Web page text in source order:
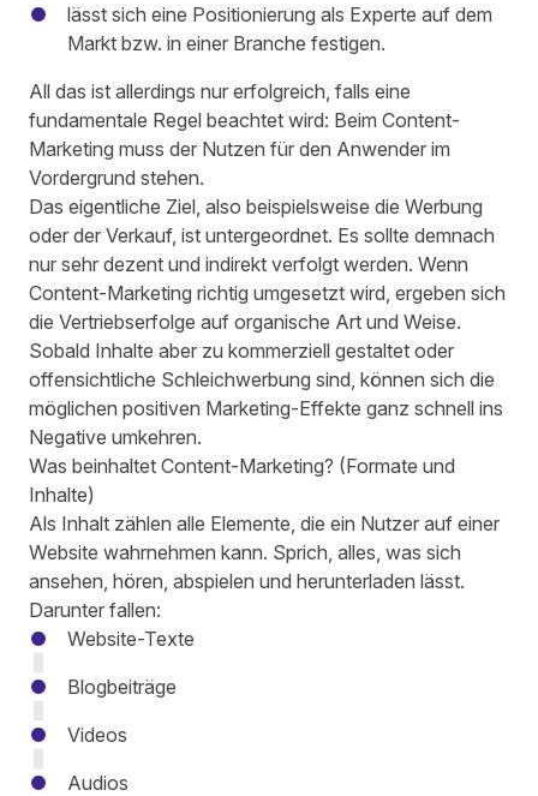
lässt sich eine Positionierung als Experte auf dem
Markt bzw. in einer Branche festigen.
All das ist allerdings nur erfolgreich, falls eine
fundamentale Regel beachtet wird: Beim Content-
Marketing muss der Nutzen für den Anwender im
Vordergrund stehen.
Das eigentliche Ziel, also beispielsweise die Werbung
oder der Verkauf, ist untergeordnet. Es sollte demnach
nur sehr dezent und indirekt verfolgt werden. Wenn
Content-Marketing richtig umgesetzt wird, ergeben sich
die Vertriebserfolge auf organische Art und Weise.
Sobald Inhalte aber zu kommerziell gestaltet oder
offensichtliche Schleichwerbung sind, können sich die
möglichen positiven Marketing-Effekte ganz schnell ins
Negative umkehren.
Was beinhaltet Content-Marketing? (Formate und
Inhalte)
Als Inhalt zählen alle Elemente, die ein Nutzer auf einer
Website wahrnehmen kann. Sprich, alles, was sich
ansehen, hören, abspielen und herunterladen lässt.
Darunter fallen:
Website-Texte
Blogbeiträge
Videos
Audios